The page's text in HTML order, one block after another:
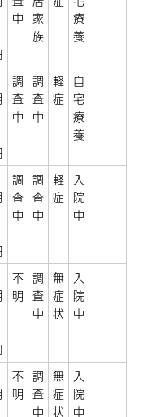
中 家
族
療
養
調
査
中
調
査
中
軽
症
自
宅
療
養
調
査
中
調
査
中
軽
症
入
院
中
不
明
調
査
中
無
症
状
入
院
中
不
明
調
査
中
無
症
状
入
院
中